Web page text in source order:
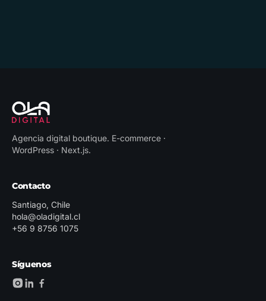
Agencia digital boutique. E-commerce ·
WordPress · Next.js.
Contacto
Santiago, Chile
hola@oladigital.cl
+56 9 8756 1075
Síguenos